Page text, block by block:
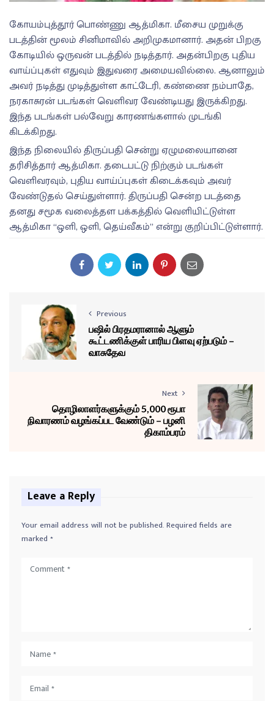
கோயம்புத்தூர் பொண்ணு ஆத்மிகா. மீசைய முறுக்கு
படத்தின் மூலம் சினிமாவில் அறிமுகமானார். அதன் பிறகு
கோடியில் ஒருவன் படத்தில் நடித்தார். அதன்பிறகு புதிய
வாய்ப்புகள் எதுவும் இதுவரை அமையவில்லை. ஆனாலும்
அவர் நடித்து முடித்துள்ள காட்டேரி, கண்ணை நம்பாதே,
நரகாசுரன் படங்கள் வெளிவர வேண்டியது இருக்கிறது.
இந்த படங்கள் பல்வேறு காரணங்களால் முடங்கி
கிடக்கிறது.
இந்த நிலையில் திருப்பதி சென்று ஏழுமலையானை
தரிசித்தார் ஆத்மிகா. தடைபட்டு நிற்கும் படங்கள்
வெளிவரவும், புதிய வாய்ப்புகள் கிடைக்கவும் அவர்
வேண்டுதல் செய்துள்ளார். திருப்பதி சென்ற படத்தை
தனது சமூக வலைத்தள பக்கத்தில் வெளியிட்டுள்ள
ஆத்மிகா “ஒளி, ஒளி, தெய்வீகம்” என்று குறிப்பிட்டுள்ளார்.
Previous
பஷில் பிரதமரானால் ஆளும்
கூட்டணிக்குள் பாரிய பிளவு ஏற்படும் –
வாசுதேவ
Next
தொழிலாளர்களுக்கும் 5,000 ரூபா
நிவாரணம் வழங்கப்பட வேண்டும் – பழனி
திகாம்பரம்
Leave a Reply
Your email address will not be published.Required fields are
marked *